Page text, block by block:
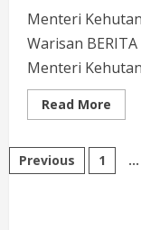
Menteri
Warisan
Menteri
Read More
more
Hutan
Paginasi
Previous 1 …